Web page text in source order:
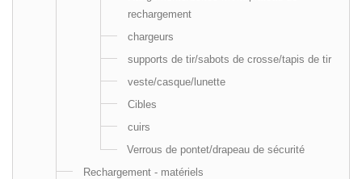
rechargement
chargeurs
supports de tir/sabots de crosse/tapis de tir
veste/casque/lunette
Cibles
cuirs
Verrous de pontet/drapeau de sécurité
Rechargement - matériels